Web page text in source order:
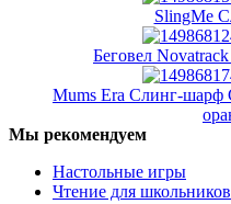
SlingMe
Беговел
Mums Era Слинг-шарф
Мы рекомендуем
Настольные игры
Чтение для школьников